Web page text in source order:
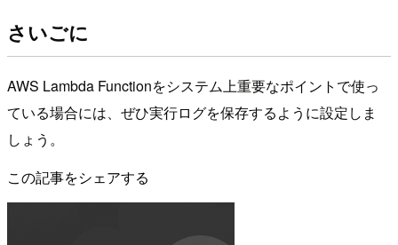
さいごに
AWS Lambda Functionをシステム上重要なポイントで使っ
ている場合には、ぜひ実行ログを保存するように設定しま
しょう。
この記事をシェアする